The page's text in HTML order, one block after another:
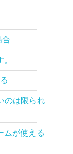
合
のは限られ
ムが使える